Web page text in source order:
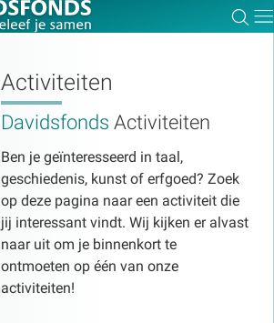
Activiteiten
Davidsfonds Activiteiten
Ben je geïnteresseerd in taal,
geschiedenis, kunst of erfgoed? Zoek
op deze pagina naar een activiteit die
jij interessant vindt. Wij kijken er alvast
naar uit om je binnenkort te
ontmoeten op één van onze
activiteiten!